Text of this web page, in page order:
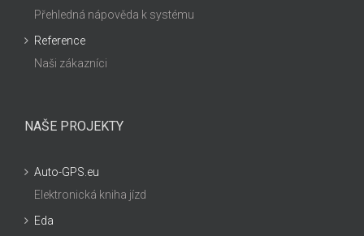
Přehledná nápověda k systému
Reference
Naši zákazníci
NAŠE PROJEKTY
Auto-GPS.eu
Elektronická kniha jízd
Eda